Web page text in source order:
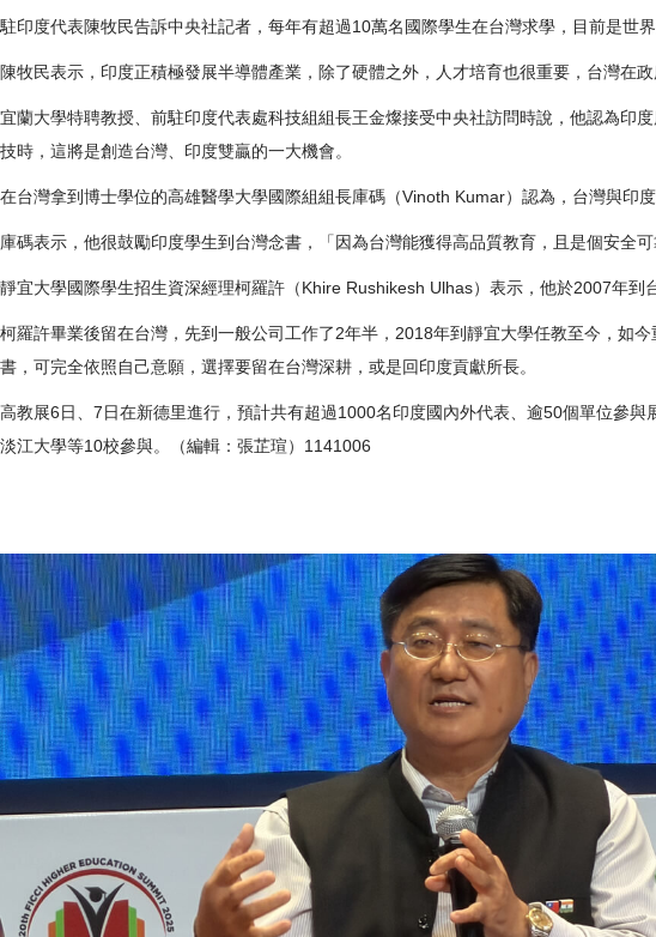
駐印度代表陳牧民告訴中央社記者，每年有超過10萬名國際學生在台灣求學，目前是世
陳牧民表示，印度正積極發展半導體產業，除了硬體之外，人才培育也很重要，台灣在
宜蘭大學特聘教授、前駐印度代表處科技組組長王金燦接受中央社訪問時說，他認為印
技時，這將是創造台灣、印度雙贏的一大機會。
在台灣拿到博士學位的高雄醫學大學國際組組長庫碼（Vinoth Kumar）認為，台灣與印
庫碼表示，他很鼓勵印度學生到台灣念書，「因為台灣能獲得高品質教育，且是個安全
靜宜大學國際學生招生資深經理柯羅許（Khire Rushikesh Ulhas）表示，他於2007年
柯羅許畢業後留在台灣，先到一般公司工作了2年半，2018年到靜宜大學任教至今，如
書，可完全依照自己意願，選擇要留在台灣深耕，或是回印度貢獻所長。
高教展6日、7日在新德里進行，預計共有超過1000名印度國內外代表、逾50個單位參
淡江大學等10校參與。（編輯：張芷瑄）1141006